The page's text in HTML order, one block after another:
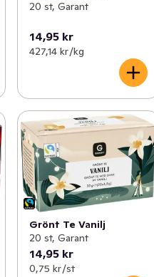
20 st, Garant
14,95 kr
427,14 kr /kg
Grönt Te Vanilj
20 st, Garant
14,95 kr
0,75 kr /st